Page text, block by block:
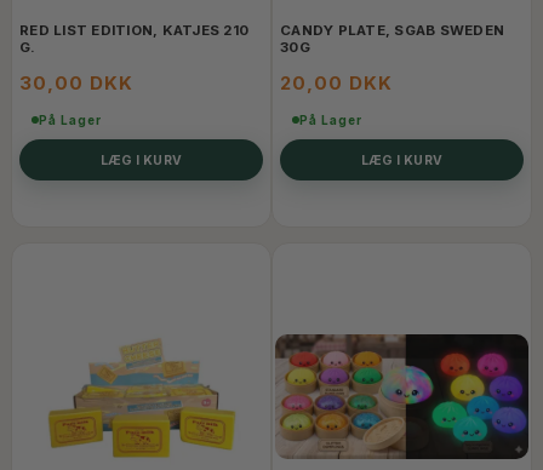
RED LIST EDITION, KATJES 210
G.
30,00 DKK
På Lager
LÆG I KURV
CANDY PLATE, SGAB SWEDEN
30G
20,00 DKK
På Lager
LÆG I KURV